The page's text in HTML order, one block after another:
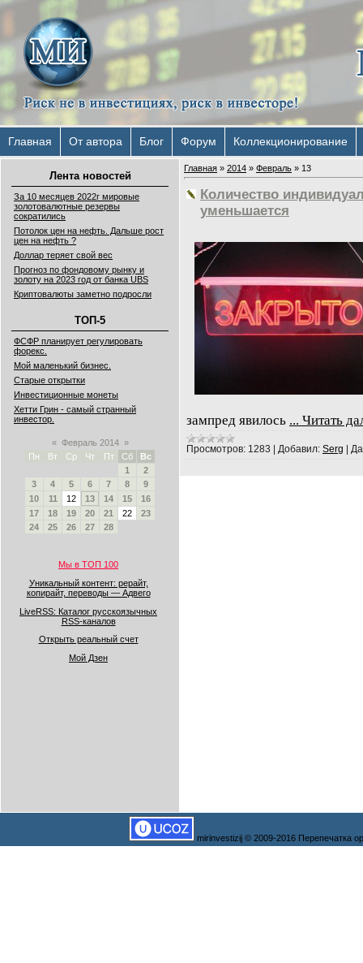
Главная От автора Блог Форум Коллекционирование
Лента новостей
За 10 месяцев 2022г мировые
золотовалютные резервы
сократились
Потолок цен на нефть. Дальше рост
цен на нефть ?
Доллар теряет свой вес
Прогноз по фондовому рынку и
золоту на 2023 год от банка UBS
Криптовалюты заметно подросли
ТОП-5
ФСФР планирует регулировать
форекс.
Мой маленький бизнес.
Старые открытки
Инвестиционные монеты
Хетти Грин - самый странный
инвестор.
« Февраль 2014 »
Пн
Вт Ср Чт Пт Сб
Вс
1
2
3
4 5 6 7 8
9
10
11 12 13 14 15
16
17
18 19 20 21 22
23
24
25 26 27 28
Мы в ТОП 100
Уникальный контент: рерайт,
копирайт, переводы — Адвего
LiveRSS: Каталог русскоязычных
RSS-каналов
Открыть реальный счет
Мой Дзен
Главная » 2014 » Февраль » 13
Количество
уменьшается
зампред явилось ... Читать
Просмотров: 1283 | Добавил: Serg |
mirinvestizij © 2009-2016 Перепечатка